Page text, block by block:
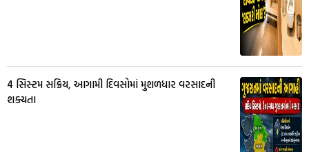
4 સિસ્ટમ સક્રિય, આગામી દિવસોમાં મુશળધાર વરસાદની
શક્યતા